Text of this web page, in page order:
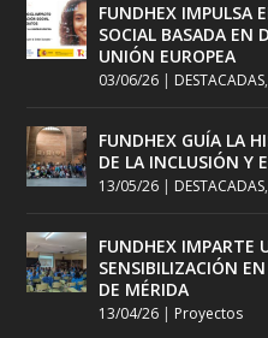
FUNDHEX IMPULSA
SOCIAL BASADA EN
UNIÓN EUROPEA
03/06/26 | DESTACADAS,
FUNDHEX GUÍA LA
DE LA INCLUSIÓN Y
13/05/26 | DESTACADAS,
FUNDHEX IMPARTE
SENSIBILIZACIÓN
DE MÉRIDA
13/04/26 | Proyectos